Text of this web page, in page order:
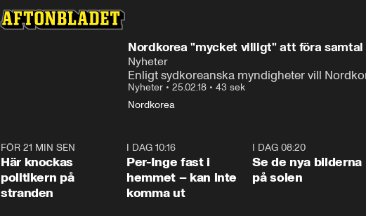
Nordkorea "mycket villigt" att föra samtal
Nyheter
Enligt sydkoreanska myndigheter vill
Nyheter • 25.02.18 • 43 sek
Nordkorea
FÖR 21 MIN SEN
Här knockas
politikern på
stranden
I DAG 10:16
Per-Inge fast i
hemmet – kan inte
komma ut
I DAG 08:20
Se de nya bilderna
på solen